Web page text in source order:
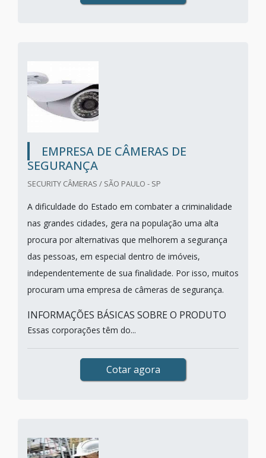
EMPRESA DE CÂMERAS DE
SEGURANÇA
SECURITY CÂMERAS / SÃO PAULO - SP
A dificuldade do Estado em combater a criminalidade
nas grandes cidades, gera na população uma alta
procura por alternativas que melhorem a segurança
das pessoas, em especial dentro de imóveis,
independentemente de sua finalidade. Por isso, muitos
procuram uma empresa de câmeras de segurança.
INFORMAÇÕES BÁSICAS SOBRE O PRODUTO
Essas corporações têm do...
Cotar agora